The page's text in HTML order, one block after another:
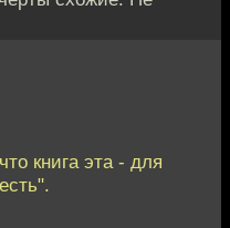
книга эта - для